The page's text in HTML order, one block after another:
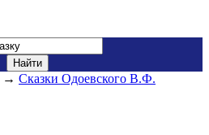
→ Сказки Одоевского В.Ф.